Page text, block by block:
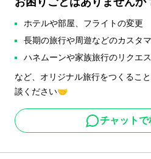
ホテルや部屋、フライトの変更
長期の旅行や周遊などのカスタ
ハネムーンや家族旅行のリクエ
など、オリジナル旅行をつくるこ
談ください🤝
チャットで